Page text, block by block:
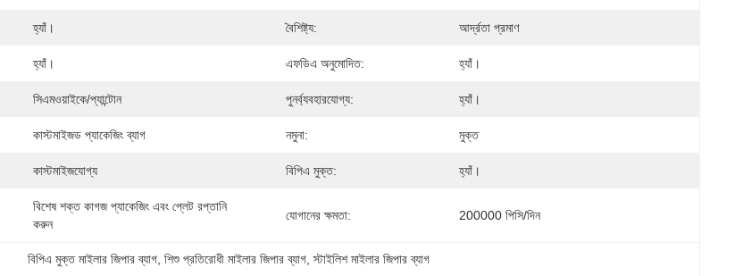
হ্যাঁ। বৈশিষ্ট্য: আর্দ্রতা প্রমাণ
হ্যাঁ। এফডিএ অনুমোদিত: হ্যাঁ।
সিএমওয়াইকে/প্যান্টোন পুনর্ব্যবহারযোগ্য: হ্যাঁ।
কাস্টমাইজড প্যাকেজিং ব্যাগ নমুনা: মুক্ত
কাস্টমাইজযোগ্য বিপিএ মুক্ত: হ্যাঁ।
বিশেষ শক্ত কাগজ প্যাকেজিং এবং প্লেট রপ্তানি
করুন
যোগানের ক্ষমতা: 200000 পিসি/দিন
বিপিএ মুক্ত মাইলার জিপার ব্যাগ , শিশু প্রতিরোধী মাইলার জিপার ব্যাগ , স্টাইলিশ মাইলার জিপার ব্যাগ